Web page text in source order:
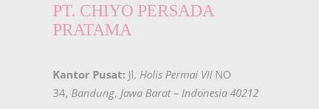
PT. CHIYO PERSADA
PRATAMA
Kantor Pusat: Jl. Holis Permai VII NO
34, Bandung, Jawa Barat – Indonesia 40212